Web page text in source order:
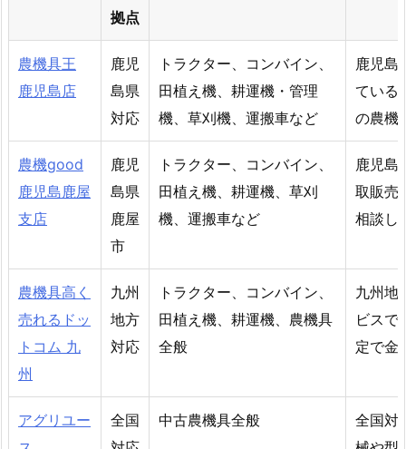
拠点
農機具王
鹿児島店
鹿児
島県
対応
トラクター、コンバイン、
田植え機、耕運機・管理
機、草刈機、運搬車など
鹿児島
ている
の農機
農機good
鹿児島鹿屋
支店
鹿児
島県
鹿屋
市
トラクター、コンバイン、
田植え機、耕運機、草刈
機、運搬車など
鹿児島
取販売
相談し
農機具高く
売れるドッ
トコム 九
州
九州
地方
対応
トラクター、コンバイン、
田植え機、耕運機、農機具
全般
九州地
ビスで
定で金
アグリユー
全国
中古農機具全般
全国対